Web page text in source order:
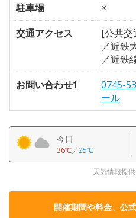
駐車場
×
交通アクセス
[公共交
／近鉄
／近鉄
お問い合わせ1
0745-
ール
今日
36℃／25℃
天気情報提
開催期間や料金、公